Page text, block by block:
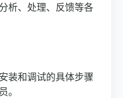
析、处理、反馈等各
装和调试的具体步骤
。